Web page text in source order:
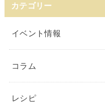
カテゴリー
イベント情報
コラム
レシピ